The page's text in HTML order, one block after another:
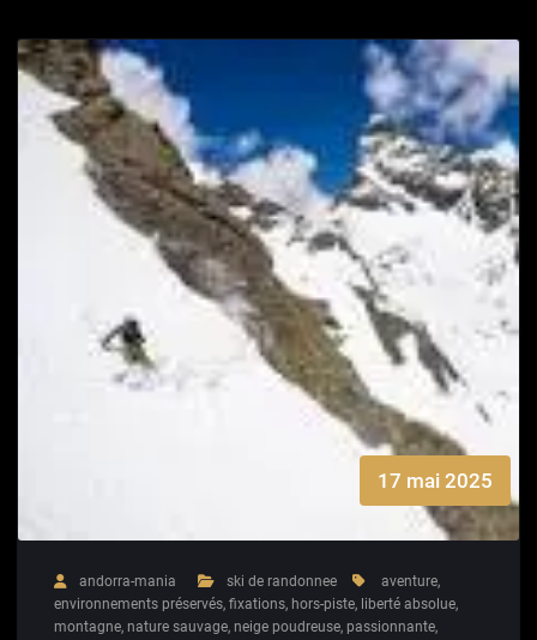
17 mai 2025
andorra-mania ski de randonnee aventure,
environnements préservés, fixations, hors-piste, liberté absolue,
montagne, nature sauvage, neige poudreuse, passionnante,